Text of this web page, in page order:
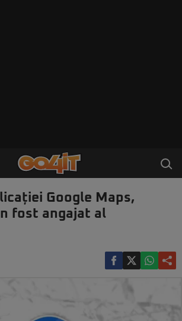
Google Maps,
fost angajat al